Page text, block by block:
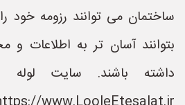
ساختمان می توانند رزومه خود
بتوانند آسان تر به اطلاعات و
داشته باشند. سایت لوله